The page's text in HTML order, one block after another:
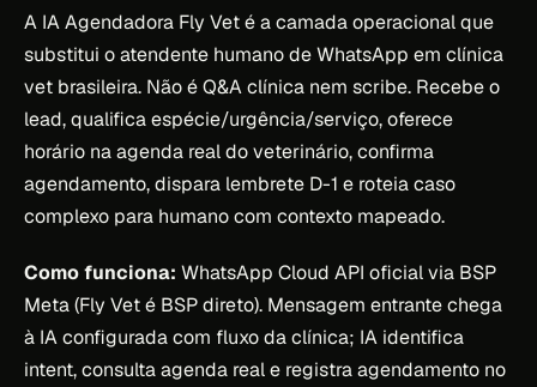
A IA Agendadora Fly Vet é a camada operacional que
substitui o atendente humano de WhatsApp em clínica
vet brasileira. Não é Q&A clínica nem scribe. Recebe o
lead, qualifica espécie/urgência/serviço, oferece
horário na agenda real do veterinário, confirma
agendamento, dispara lembrete D-1 e roteia caso
complexo para humano com contexto mapeado.
Como funciona: WhatsApp Cloud API oficial via BSP
Meta (Fly Vet é BSP direto). Mensagem entrante chega
à IA configurada com fluxo da clínica; IA identifica
intent, consulta agenda real e registra agendamento no